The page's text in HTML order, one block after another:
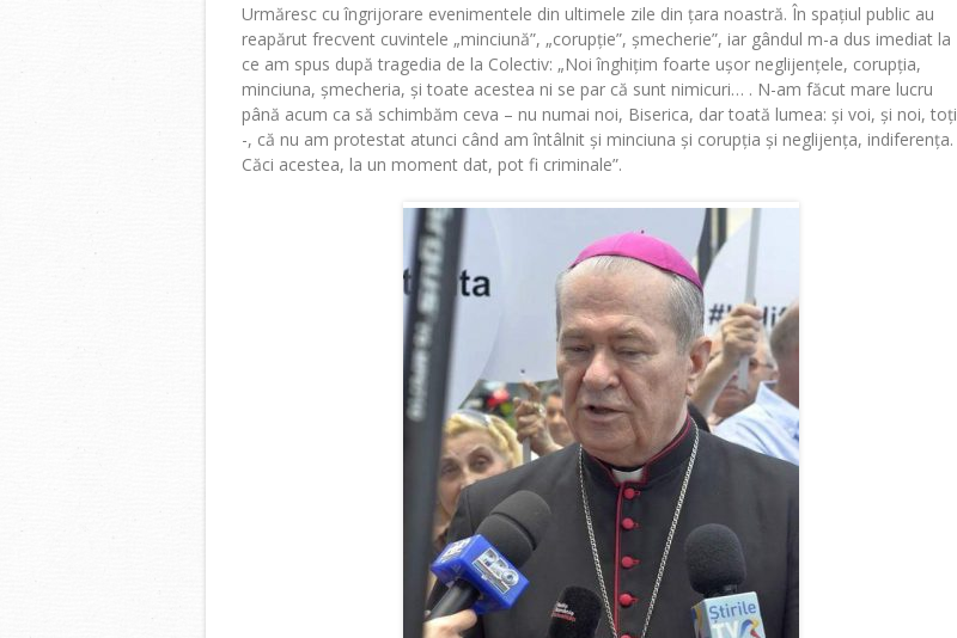
Urmăresc cu îngrijorare evenimentele din ultimele zile din țara noastră. În spațiul public au
reapărut frecvent cuvintele „minciună”, „corupție”, șmecherie”, iar gândul m-a dus imediat la
ce am spus după tragedia de la Colectiv: „Noi înghițim foarte ușor neglijențele, corupția,
minciuna, șmecheria, și toate acestea ni se par că sunt nimicuri… . N-am făcut mare lucru
până acum ca să schimbăm ceva – nu numai noi, Biserica, dar toată lumea: și voi, și noi, toți
-, că nu am protestat atunci când am întâlnit și minciuna și corupția și neglijența, indiferența.
Căci acestea, la un moment dat, pot fi criminale”.